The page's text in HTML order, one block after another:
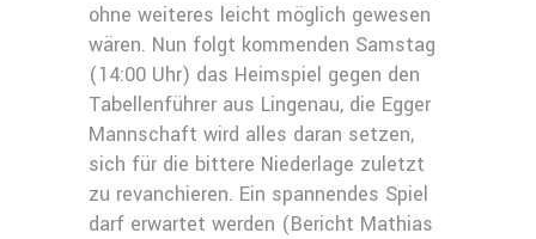
ohne weiteres leicht möglich gewesen
wären. Nun folgt kommenden Samstag
(14:00 Uhr) das Heimspiel gegen den
Tabellenführer aus Lingenau, die Egger
Mannschaft wird alles daran setzen,
sich für die bittere Niederlage zuletzt
zu revanchieren. Ein spannendes Spiel
darf erwartet werden (Bericht Mathias